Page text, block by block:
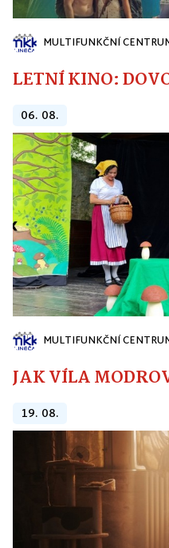
MULTIFUNKČNÍ
LETNÍ KINO:
06. 08.
MULTIFUNKČNÍ
JAK VÍLA
19. 08.